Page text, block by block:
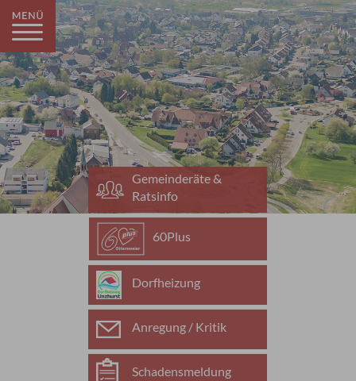
Gemeinderäte &
Ratsinfo
60Plus
Dorfheizung
Anregung / Kritik
Schadensmeldung